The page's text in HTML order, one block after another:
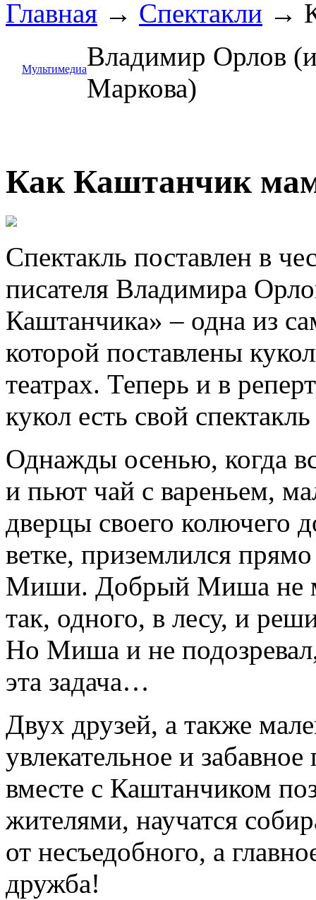
Главная → Спектакли →
МультимедиаВладимир Орлов
Маркова)
Как Каштанчик
Спектакль поставлен в
писателя Владимира
Каштанчика» – одна из
которой поставлены
театрах. Теперь и в
кукол есть свой
Однажды осенью, когда
и пьют чай с вареньем,
дверцы своего колючего
ветке, приземлился
Миши. Добрый Миша не
так, одного, в лесу, и
Но Миша и не
эта задача…
Двух друзей, а также
увлекательное и
вместе с Каштанчиком
жителями, научатся
от несъедобного, а
дружба!